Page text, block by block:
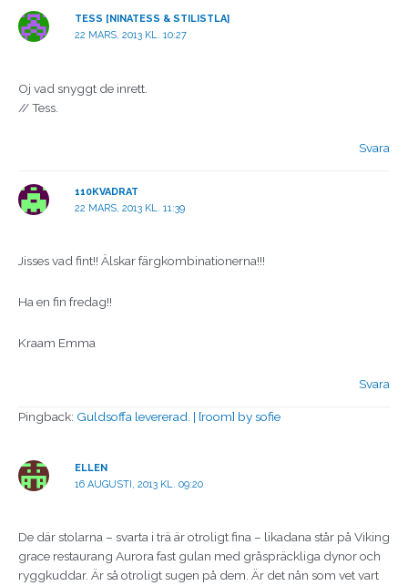
TESS [NINATESS & STILISTLA]
22 MARS, 2013 KL. 10:27
Oj vad snyggt de inrett.
// Tess.
Svara
110KVADRAT
22 MARS, 2013 KL. 11:39
Jisses vad fint!! Älskar färgkombinationerna!!!
Ha en fin fredag!!
Kraam Emma
Svara
Pingback: Guldsoffa levererad. | [room] by sofie
ELLEN
16 AUGUSTI, 2013 KL. 09:20
De där stolarna – svarta i trä är otroligt fina – likadana står på Viking
grace restaurang Aurora fast gulan med gråspräckliga dynor och
ryggkuddar. Är så otroligt sugen på dem. Är det nån som vet vart